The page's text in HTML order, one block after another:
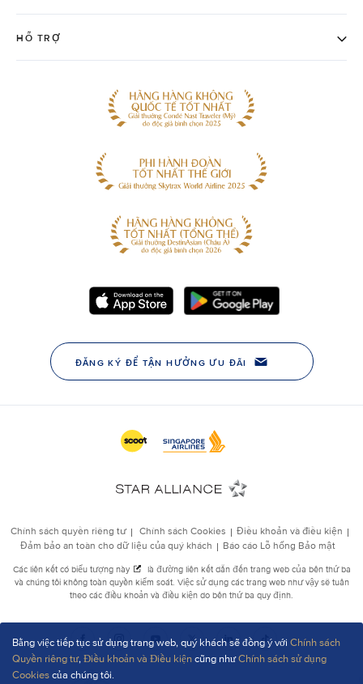
Bằng việc tiếp tục sử dụng trang web, quý khách sẽ đồng ý với Chính sách
Quyền riêng tư,Điều khoản và Điều kiệncũng nhưChính sách sử dụng
Cookiescủa chúng tôi.